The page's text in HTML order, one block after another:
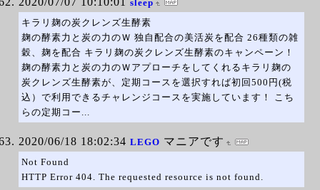
sleep
キラリ麹の炭クレンズ生酵素
麹の酵素力と炭の力のＷ 独自配合の美活炭を配合 26種類の雑
穀、麹を配合 キラリ麹の炭クレンズ生酵素のキャンペーン！
麹の酵素力と炭の力のＷアプローチをしてくれるキラリ麹の
炭クレンズ生酵素が、定期コースを選択すれば初回500円(税
込）で利用できるチャレンジコースを実施しています！ こち
らの定期コー...
2020/06/18 18:02:34 LEGO マニアです
Not Found
HTTP Error 404. The requested resource is not found.